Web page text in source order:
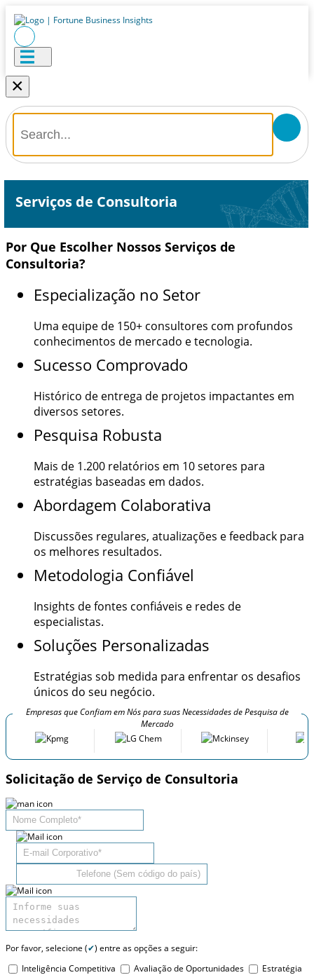
×
Serviços de Consultoria
Por Que Escolher Nossos Serviços de
Consultoria?
Especialização no Setor
Uma equipe de 150+ consultores com profundos
conhecimentos de mercado e tecnologia.
Sucesso Comprovado
Histórico de entrega de projetos impactantes em
diversos setores.
Pesquisa Robusta
Mais de 1.200 relatórios em 10 setores para
estratégias baseadas em dados.
Abordagem Colaborativa
Discussões regulares, atualizações e feedback para
os melhores resultados.
Metodologia Confiável
Insights de fontes confiáveis e redes de
especialistas.
Soluções Personalizadas
Estratégias sob medida para enfrentar os desafios
únicos do seu negócio.
Empresas que Confiam em Nós para suas Necessidades de Pesquisa de
Mercado
Solicitação de Serviço de Consultoria
Por favor, selecione (✔) entre as opções a seguir:
Inteligência Competitiva
Avaliação de Oportunidades
Estratégia